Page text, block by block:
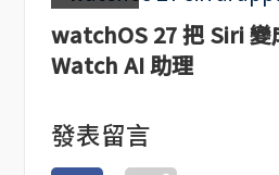
watchOS 27 把 Siri
Watch AI 助理
發表留言